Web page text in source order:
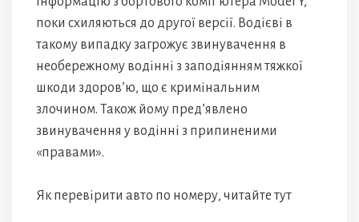
поки схиляються до другої версії. Водієві в
такому випадку загрожує звинувачення в
необережному водінні з заподіянням тяжкої
шкоди здоров’ю, що є кримінальним
злочином. Також йому пред’явлено
звинувачення у водінні з припиненими
«правами».
Як перевірити авто по номеру, читайте тут